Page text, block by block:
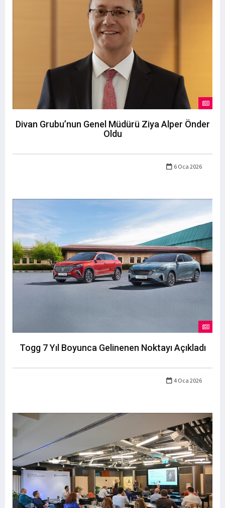
Divan Grubu’nun Genel Müdürü Ziya Alper Önder
Oldu
6 Oca 2026
Togg 7 Yıl Boyunca Gelinenen Noktayı Açıkladı
4 Oca 2026